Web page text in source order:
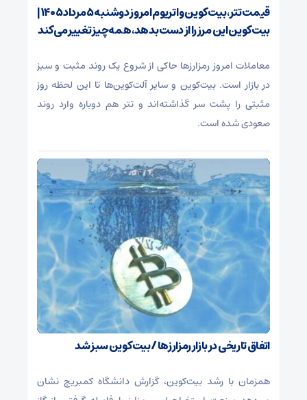
قیمت تتر، بیت‌کوین و اتریوم امروز دوشنبه ۵ مرداد ۱۴۰۵ |
بیت‌کوین این مرز را از دست بدهد، همه‌چیز تغییر می‌کند
معاملات امروز رمزارز‌ها حاکی از شروع یک روند مثبت و سبز
در بازار است. بیت‌کوین و سایر آلت‌کوین‌ها تا این لحظه روز
مثبتی را پشت سر گذاشته‌اند و تتر هم دوباره وارد روند
صعودی شده است.
اتفاق تاریخی در بازار رمزارزها / بیت‌کوین سبز شد
همزمان با رشد بیت‌کوین، گزارش دانشگاه کمبریج نشان